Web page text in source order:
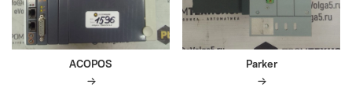
ACOPOS Parker